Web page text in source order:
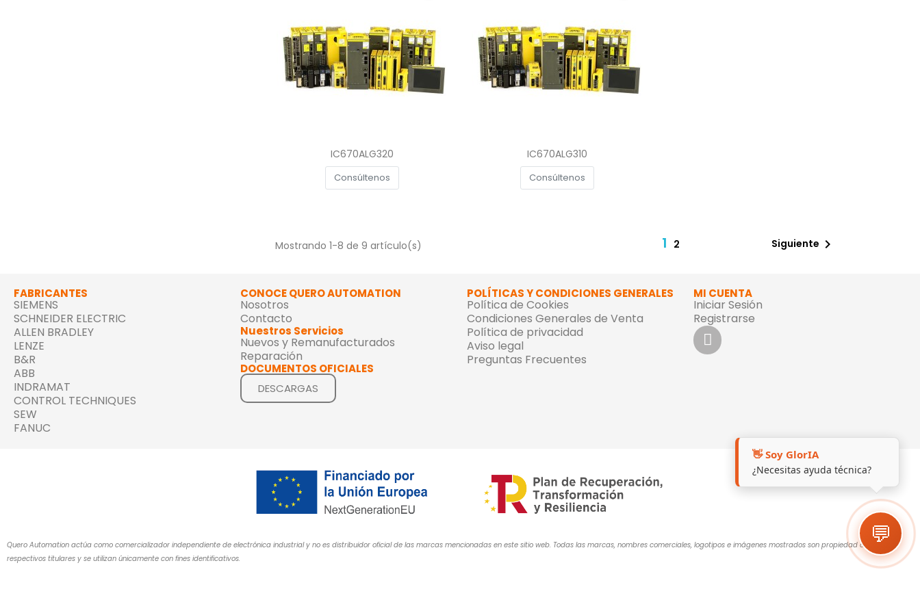
Vista rápida
IC670ALG320
Consúltenos
Vista rápida
IC670ALG310
Consúltenos
Mostrando 1-8 de 9 artículo(s) 1 2 Siguiente 
FABRICANTES
SIEMENS
SCHNEIDER ELECTRIC
ALLEN BRADLEY
LENZE
B&R
ABB
INDRAMAT
CONTROL TECHNIQUES
SEW
FANUC
CONOCE QUERO AUTOMATION
Nosotros
Contacto
Nuestros Servicios
Nuevos y Remanufacturados
Reparación
DOCUMENTOS OFICIALES
DESCARGAS
POLÍTICAS Y CONDICIONES GENERALES
Política de Cookies
Condiciones Generales de Venta
Política de privacidad
Aviso legal
Preguntas Frecuentes
MI CUENTA
Iniciar Sesión
Registrarse
👋 Soy GlorIA
¿Necesitas ayuda técnica?
💬
Quero Automation actúa como comercializador independiente de electrónica industrial y no es distribuidor oficial de las marcas mencionadas en este sitio web. Todas las marcas, nombres comerciales, logotipos e imágenes mostrados son propiedad de sus
respectivos titulares y se utilizan únicamente con fines identificativos.